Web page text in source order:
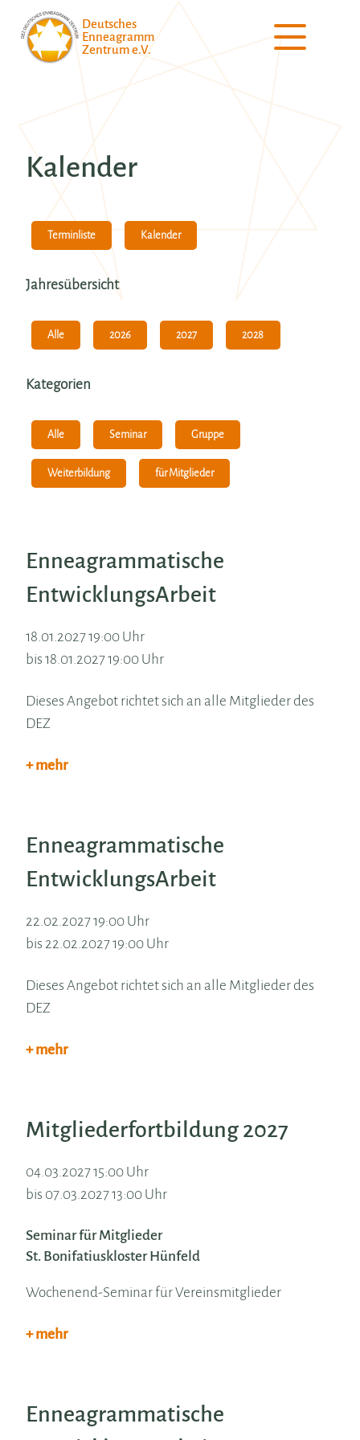
Deutsches
Enneagramm
Zentrum e.V.
Kalender
Terminliste Kalender
Jahresübersicht
Alle 2026 2027 2028
Kategorien
Alle Seminar Gruppe
Weiterbildung für Mitglieder
Enneagrammatische
EntwicklungsArbeit
18.01.2027 19:00 Uhr
bis 18.01.2027 19:00 Uhr
Dieses Angebot richtet sich an alle Mitglieder des
DEZ
+ mehr
Enneagrammatische
EntwicklungsArbeit
22.02.2027 19:00 Uhr
bis 22.02.2027 19:00 Uhr
Dieses Angebot richtet sich an alle Mitglieder des
DEZ
+ mehr
Mitgliederfortbildung 2027
04.03.2027 15:00 Uhr
bis 07.03.2027 13:00 Uhr
Seminar für Mitglieder
St. Bonifatiuskloster Hünfeld
Wochenend-Seminar für Vereinsmitglieder
+ mehr
Enneagrammatische